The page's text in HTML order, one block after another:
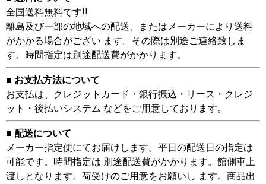
全国送料無料です!!
離島及び一部の地域への配送、またはメーカーにより送料
がかかる場合がござい ます。その際は別途ご連絡致しま
す。時間指定は別途配送費がかかります。
■ お支払方法について
お支払は、クレジットカード・銀行振込・リース・クレジ
ット・後払いシステム などをご用意しております。
■ 配送について
メーカー指定便にてお届けします。平日の配送日の指定は
可能です。時間指定は 別途配送費がかかります。館側車上
渡しとなります。荷受けのご用意をお願いし ます。商品出